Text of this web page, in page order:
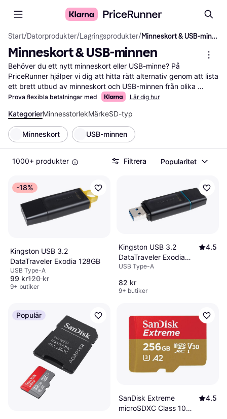
Start/Datorprodukter/Lagringsprodukter/ Minneskort & USB-minnen
Minneskort & USB-minnen
Behöver du ett nytt minneskort eller USB-minne? På
PriceRunner hjälper vi dig att hitta rätt alternativ genom att lista
ett brett utbud av minneskort och USB-minnen från olika
märken och återförsäljare. Våra användbara filter gör det enkelt
snabbt kan hitta det som bäst passar dina behov. Du kan
också läsa användarrecensioner för att få en bättre förståelse
för varje produkts prestanda och andras upplevelser. Vi ser till
att du hittar de bästa erbjudandena och får mest värde för dina
pengar. Genom att använda våra filter kan du göra ett
välgrundat val och hitta det perfekta minneskortet eller USB-
minneskort eller USB-minne och spara både tid och pengar.
Mer om minneskort & usb-minnen »
Prova flexibla betalningar med Lär dig hur
KategorierMinnesstorlekMärkeSD-typ
Minneskort USB-minnen
1000+ produkter Filtrera Popularitet
-18%
Kingston USB 3.2
DataTraveler Exodia 128GB
USB Type-A
99 kr120 kr
9+ butiker
Kingston USB 3.2
DataTraveler Exodia
64GB
4.5
USB Type-A
82 kr
9+ butiker
Populär
SanDisk Extreme
microSDXC Class 10
4.5